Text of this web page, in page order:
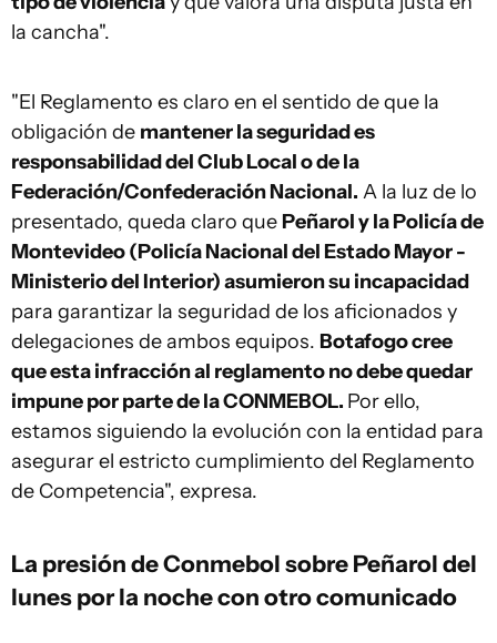
la cancha".
"El Reglamento es claro en el sentido de que la
obligación de mantener la seguridad es
responsabilidad del Club Local o de la
Federación/Confederación Nacional. A la luz de lo
presentado, queda claro que Peñarol y la Policía de
Montevideo (Policía Nacional del Estado Mayor -
Ministerio del Interior) asumieron su incapacidad
para garantizar la seguridad de los aficionados y
delegaciones de ambos equipos. Botafogo cree
que esta infracción al reglamento no debe quedar
impune por parte de la CONMEBOL. Por ello,
estamos siguiendo la evolución con la entidad para
asegurar el estricto cumplimiento del Reglamento
de Competencia", expresa.
La presión de Conmebol sobre Peñarol del
lunes por la noche con otro comunicado